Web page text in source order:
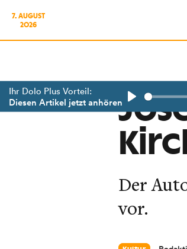
7. AUGUST
2026
Ihr Dolo Plus Vorteil:
Diesen Artikel jetzt anhören
Play
Der
vor.